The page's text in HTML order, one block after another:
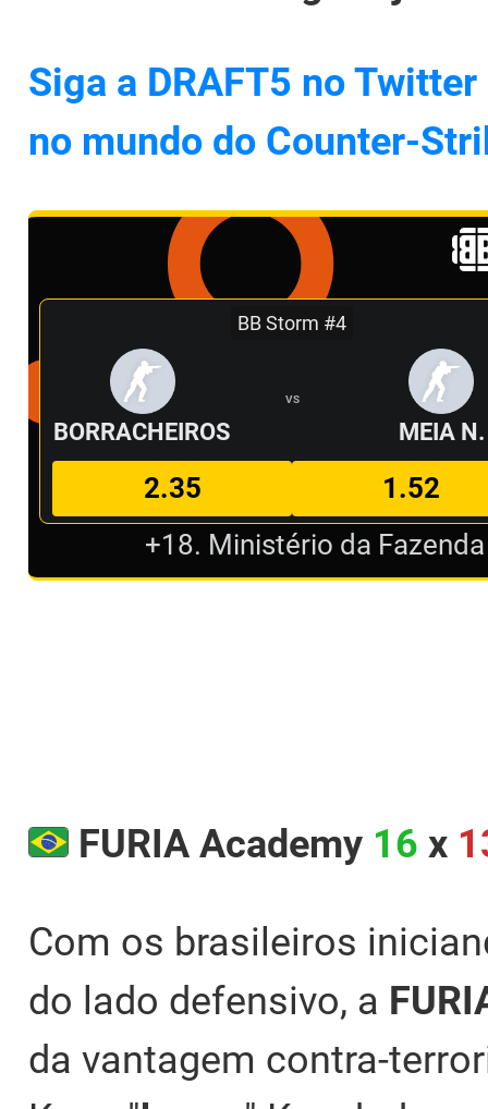
Siga a DRAFT5 no
no mundo do Counter-
BB Storm #4
BORRACHEIROS
VS
MEIA N.
2.35
1.52
+18. Ministério da
FURIA Academy 16 x
Com os brasileiros
do lado defensivo, a
da vantagem contra-